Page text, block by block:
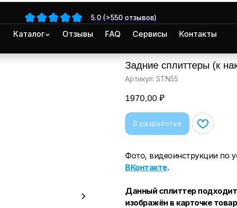
5.0 (>550 отзывов)
Каталог Отзывы FAQ Сервисы Контакты
Задние сплиттеры (к
Артикул: STN55
1970,00 ₽
Фото, видеоинструкции по
ВКонтакте.
Данный сплиттер
изображён в карточке